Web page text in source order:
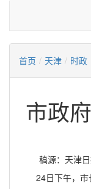
首页 / 天津 / 时政
市政
稿源：天津
24日下午，市